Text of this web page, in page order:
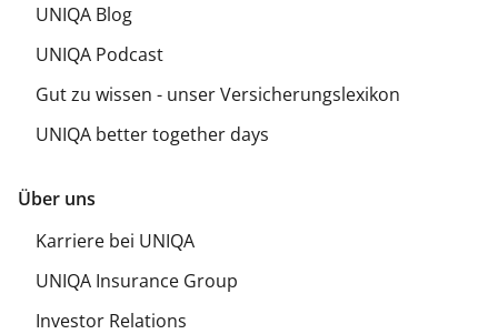
UNIQA Blog
UNIQA Podcast
Gut zu wissen - unser Versicherungslexikon
UNIQA better together days
Über uns
Karriere bei UNIQA
UNIQA Insurance Group
Investor Relations